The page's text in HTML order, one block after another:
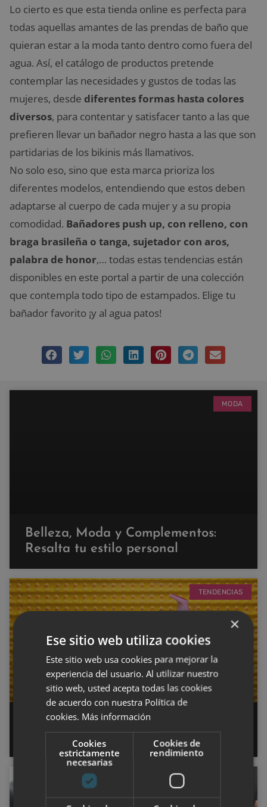
Lo cierto es que esta tienda online es perfecta para
todas aquellas amantes de las prendas de baño que
quieran estar a la moda tanto dentro como fuera del
agua. Así, el catálogo de productos pretende
contemplar las necesidades y gustos de todas las
mujeres, desde diferentes formas hasta colores
diversos, para contentar y satisfacer tanto a las que
prefieren llevar un bañador negro hasta a las que son
partidarias de los bikinis más llamativos.
No solo eso, sino que esta marca prioriza los
diferentes modelos, entendiendo que estos deben
adaptarse al cuerpo de cada mujer y a su propia
comodidad. Bañadores push up, con relleno, con
braga brasileña o tanga, sujetador con aros,
palabra de honor,… todas estas tendencias están
disponibles en este portal a partir de una colección
que contempla todo tipo de estampados. Elige tu
bañador favorito ¡y al agua patos!
MODA
Belleza, Moda y Complementos:
Resalta tu estilo personal
TENDENCIAS
¿Cuáles son las tendencias moda
esta SS2023?
×
Ese sitio web utiliza cookies
Este sitio web usa cookies para mejorar la
experiencia del usuario. Al utilizar nuestro
sitio web, usted acepta todas las cookies
de acuerdo con nuestra Política de
cookies. Más información
Cookies
estrictamente
necesarias
Cookies de
rendimiento